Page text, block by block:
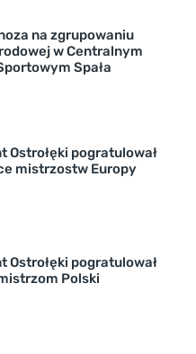
na zgrupowaniu
w Centralnym
Spała
Ostrołęki pogratulował
mistrzostw Europy
Ostrołęki pogratulował
Polski